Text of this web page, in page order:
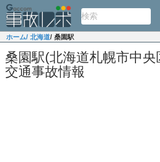
ホーム/ 北海道/ 桑園駅
桑園駅(北海道札幌市中央
交通事故情報